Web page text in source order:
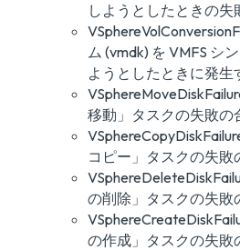
しようとしたときの失
ム (vmdk) を VMFS シ
ようとしたときに発生
移動」タスクの失敗の
コピー」タスクの失敗
の削除」タスクの失敗
の作成」タスクの失敗